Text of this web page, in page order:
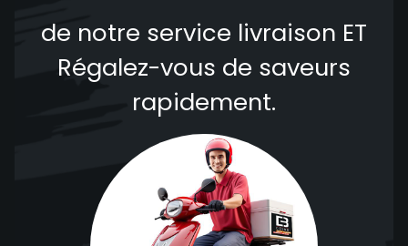
de notre service livraison ET
Régalez-vous de saveurs
rapidement.